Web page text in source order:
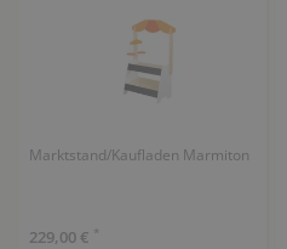
Marktstand/Kaufladen Marmiton
229,00 € *